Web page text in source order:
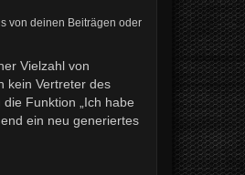
von deinen Beiträgen oder
Vielzahl von
kein Vertreter des
Funktion „Ich habe
ein neu generiertes